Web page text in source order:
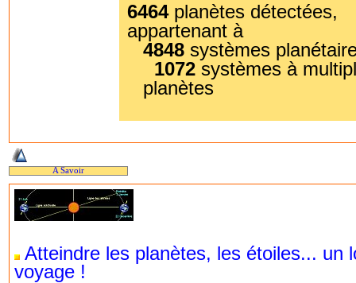
6464planètes détectées,
appartenant à
4848 systèmes
1072 systèmes à
planètes
A Savoir
Atteindre les planètes, les étoiles... un
voyage !